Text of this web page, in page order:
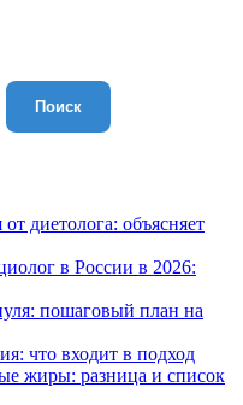
Поиск
диетолога: объясняет
в России в 2026:
пошаговый план на
что входит в подход
жиры: разница и список